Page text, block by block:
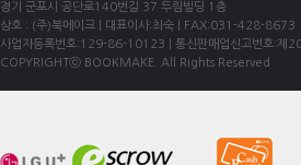
경기 군포시 공단로140번길 37 두림빌딩 1층
상호 : (주)북메이크 | 대표이사:최숙 | FAX:031-428-8673
사업자등록번호:129-86-10123 | 통신판매업신고번호:제
COPYRIGHTⓒ BOOKMAKE. All Rights Reserved